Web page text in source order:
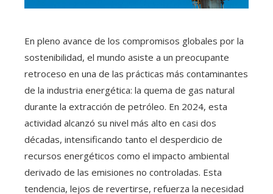
En pleno avance de los compromisos globales por la
sostenibilidad, el mundo asiste a un preocupante
retroceso en una de las prácticas más contaminantes
de la industria energética: la quema de gas natural
durante la extracción de petróleo. En 2024, esta
actividad alcanzó su nivel más alto en casi dos
décadas, intensificando tanto el desperdicio de
recursos energéticos como el impacto ambiental
derivado de las emisiones no controladas. Esta
tendencia, lejos de revertirse, refuerza la necesidad